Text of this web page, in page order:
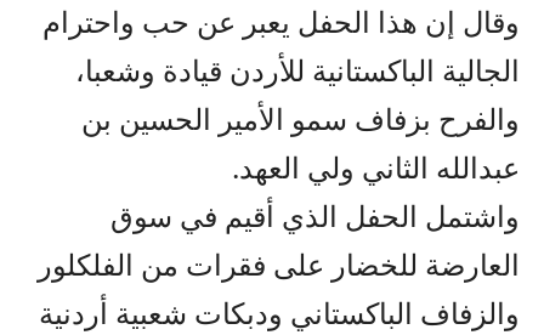
وقال إن هذا الحفل يعبر عن حب واحترام
الجالية الباكستانية للأردن قيادة وشعبا،
والفرح بزفاف سمو الأمير الحسين بن
عبدالله الثاني ولي العهد.
واشتمل الحفل الذي أقيم في سوق
العارضة للخضار على فقرات من الفلكلور
والزفاف الباكستاني ودبكات شعبية أردنية